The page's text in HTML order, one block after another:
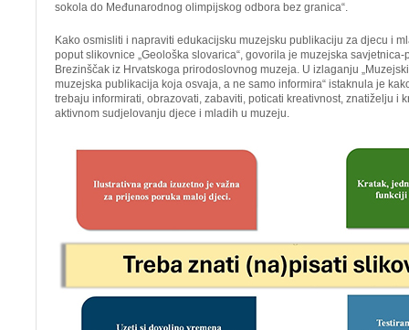
sokola do Međunarodnog olimpijskog odbora bez granica“.
Kako osmisliti i napraviti edukacijsku muzejsku publikaciju za djecu i
poput slikovnice „Geološka slovarica“, govorila je muzejska
Brezinščak iz Hrvatskoga prirodoslovnog muzeja. U izlaganju
muzejska publikacija koja osvaja, a ne samo informira“ istaknula je
trebaju informirati, obrazovati, zabaviti, poticati kreativnost, znatiželju i
aktivnom sudjelovanju djece i mladih u muzeju.